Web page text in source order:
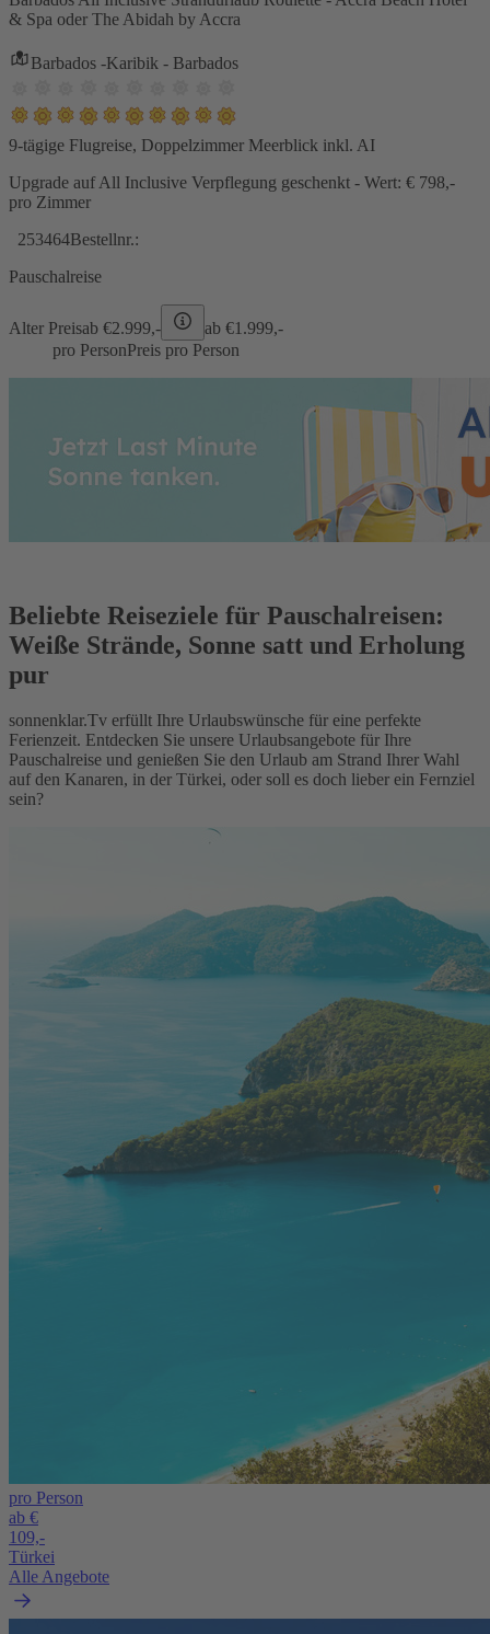
& Spa oder The Abidah by Accra
Barbados -Karibik - Barbados
9-tägige Flugreise, Doppelzimmer Meerblick inkl. AI
Upgrade auf All Inclusive Verpflegung geschenkt - Wert: € 798,-
pro Zimmer
253464Bestellnr.:
Pauschalreise
Alter Preisab €2.999,- ab €1.999,-
pro PersonPreis pro Person
Beliebte Reiseziele für Pauschalreisen:
Weiße Strände, Sonne satt und Erholung
pur
sonnenklar.Tv erfüllt Ihre Urlaubswünsche für eine perfekte
Ferienzeit. Entdecken Sie unsere Urlaubsangebote für Ihre
Pauschalreise und genießen Sie den Urlaub am Strand Ihrer Wahl
auf den Kanaren, in der Türkei, oder soll es doch lieber ein Fernziel
sein?
pro Person
ab €
109,-
Türkei
Alle Angebote